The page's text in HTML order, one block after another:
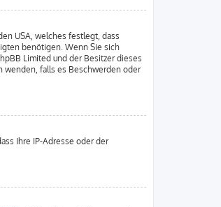
USA, welches festlegt, dass
benötigen. Wenn Sie sich
Limited und der Besitzer dieses
wenden, falls es Beschwerden oder
Ihre IP-Adresse oder der